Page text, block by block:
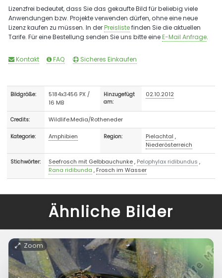
Lizenzfrei bedeutet, dass Sie das gekaufte Bild für beliebig viele
Anwendungen bzw. Projekte verwenden dürfen, ohne eine neue
Lizenz kaufen zu müssen. In derPreislistefinden Sie die aktuellen
Tarife. Für eine Bestellung senden Sie uns bitte eineE-Mail Anfrage.
Kontakt FAQ Sicheres Einkaufen
Bildgröße:
5184x3456 PX /
16 MB
Hinzugefügt
am:
02.10.2012
Credits: Wildlife.Media/Rotheneder
Kategorie: Amphibien Region: Pielachtal ,
Niederösterreich
Stichwörter: Seefrosch mit Gelbbauchunke, Pelophylax ridibundus ,
Rana ridibunda , Frosch im Wasser
Ähnliche Bilder
Zoom